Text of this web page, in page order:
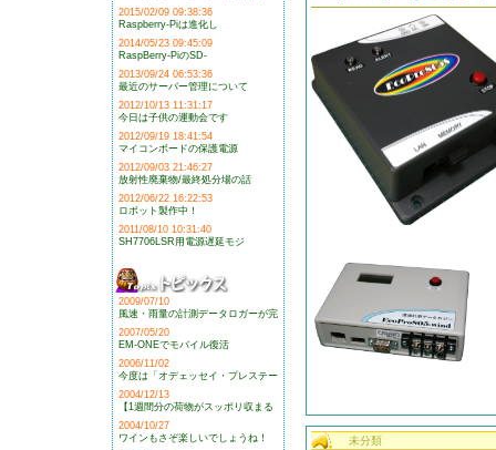
2015/02/09 09:38:36
Raspberry-Piは進化し
2014/05/23 09:45:09
RaspBerry-PiのSD-
2013/09/24 06:53:36
最近のサーバー管理について
2012/10/13 11:31:17
今日は子供の運動会です
2012/09/19 18:41:54
マイコンボードの保護電源
2012/09/03 21:46:27
放射性廃棄物/最終処分場の話
2012/06/22 16:22:53
ロボット製作中！
2011/08/10 10:31:40
SH7706LSR用電源遅延モジ
2009/07/10
風速・雨量の計測データロガーが完
2007/05/20
EM-ONEでモバイル復活
2006/11/02
今度は「オデェッセイ・プレステー
2004/12/13
【1週間分の荷物がスッポリ収まる
2004/10/27
ワインもさぞ楽しいでしょうね！
未分類